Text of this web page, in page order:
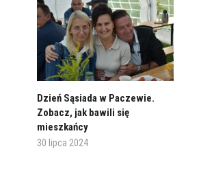
Dzień Sąsiada w Paczewie.
Zobacz, jak bawili się
mieszkańcy
30 lipca 2024